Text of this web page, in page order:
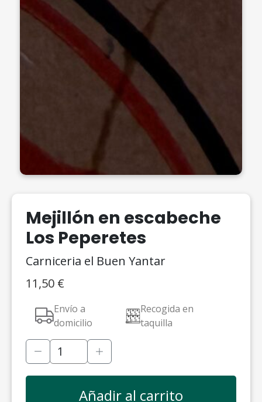
Mejillón en escabeche
Los Peperetes
Carniceria el Buen Yantar
11,50 €
Envío a
domicilio
Recogida en
taquilla
Añadir al carrito